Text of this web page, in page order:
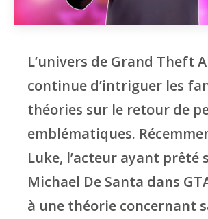
L’univers de Grand Theft
continue d’intriguer les
théories sur le retour de
emblématiques.
Luke, l’acteur ayant prêté
Michael De Santa dans
à une théorie concernant